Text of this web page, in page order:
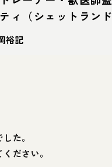
ィ（シェットラン
グ）ってどんな犬？性
育て方・迎え方
裕記
た。
ださい。